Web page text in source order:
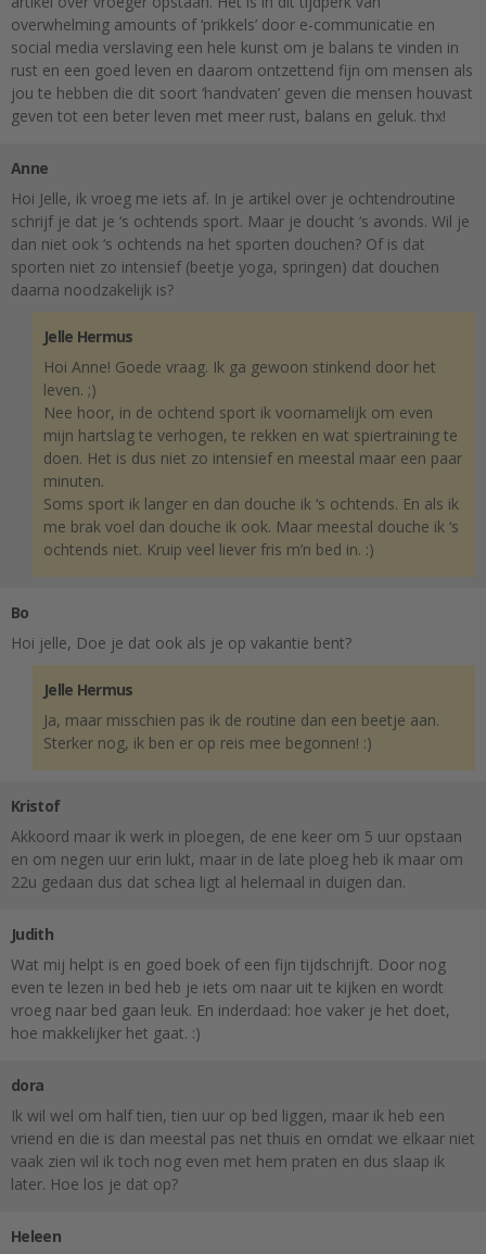
overwhelming amounts of ‘prikkels’ door e-communicatie en
social media verslaving een hele kunst om je balans te vinden in
rust en een goed leven en daarom ontzettend fijn om mensen als
jou te hebben die dit soort ‘handvaten’ geven die mensen houvast
geven tot een beter leven met meer rust, balans en geluk. thx!
Anne
Hoi Jelle, ik vroeg me iets af. In je artikel over je ochtendroutine
schrijf je dat je ‘s ochtends sport. Maar je doucht ‘s avonds. Wil je
dan niet ook ‘s ochtends na het sporten douchen? Of is dat
sporten niet zo intensief (beetje yoga, springen) dat douchen
daarna noodzakelijk is?
Jelle Hermus
Hoi Anne! Goede vraag. Ik ga gewoon stinkend door het
leven. ;)
Nee hoor, in de ochtend sport ik voornamelijk om even
mijn hartslag te verhogen, te rekken en wat spiertraining te
doen. Het is dus niet zo intensief en meestal maar een paar
minuten.
Soms sport ik langer en dan douche ik ‘s ochtends. En als ik
me brak voel dan douche ik ook. Maar meestal douche ik ‘s
ochtends niet. Kruip veel liever fris m’n bed in. :)
Bo
Hoi jelle, Doe je dat ook als je op vakantie bent?
Jelle Hermus
Ja, maar misschien pas ik de routine dan een beetje aan.
Sterker nog, ik ben er op reis mee begonnen! :)
Kristof
Akkoord maar ik werk in ploegen, de ene keer om 5 uur opstaan
en om negen uur erin lukt, maar in de late ploeg heb ik maar om
22u gedaan dus dat schea ligt al helemaal in duigen dan.
Judith
Wat mij helpt is en goed boek of een fijn tijdschrijft. Door nog
even te lezen in bed heb je iets om naar uit te kijken en wordt
vroeg naar bed gaan leuk. En inderdaad: hoe vaker je het doet,
hoe makkelijker het gaat. :)
dora
Ik wil wel om half tien, tien uur op bed liggen, maar ik heb een
vriend en die is dan meestal pas net thuis en omdat we elkaar niet
vaak zien wil ik toch nog even met hem praten en dus slaap ik
later. Hoe los je dat op?
Heleen